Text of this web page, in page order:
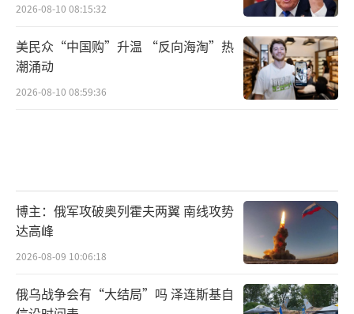
2026-08-10 08:15:32
美民众“中国购”升温 “反向海淘”热
潮涌动
2026-08-10 08:59:36
博主：俄军攻破奥列霍夫两翼 南线攻势
达高峰
2026-08-09 10:06:18
俄乌战争会有“大结局”吗 泽连斯基自